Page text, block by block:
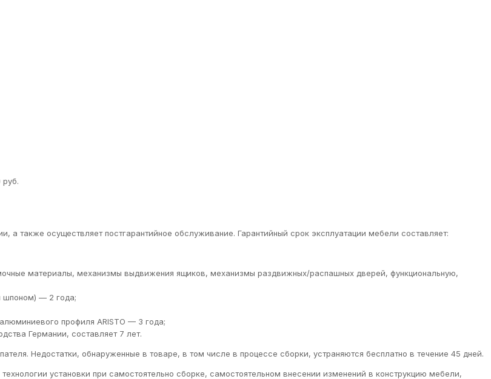
руб.
а также осуществляет постгарантийное обслуживание. Гарантийный срок эксплуатации мебели составляет:
материалы, механизмы выдвижения ящиков, механизмы раздвижных/распашных дверей, функциональную,
шпоном) — 2 года;
профиля ARISTO — 3 года;
Германии, составляет 7 лет.
Недостатки, обнаруженные в товаре, в том числе в процессе сборки, устраняются бесплатно в течение 45 дней.
установки при самостоятельно сборке, самостоятельном внесении изменений в конструкцию мебели,